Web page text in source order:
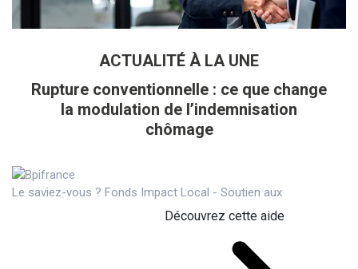
ACTUALITÉ À LA UNE
Rupture conventionnelle : ce que change
la modulation de l’indemnisation
chômage
Le saviez-vous ? Fonds Impact Local - Soutien aux
Découvrez cette aide